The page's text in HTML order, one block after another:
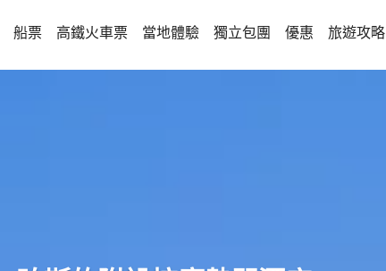
船票 高鐵火車票 當地體驗 獨立包團 優惠 旅遊攻略